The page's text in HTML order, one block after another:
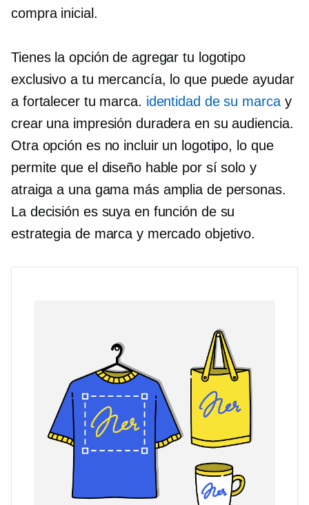
compra inicial.
Tienes la opción de agregar tu logotipo
exclusivo a tu mercancía, lo que puede ayudar
a fortalecer tu marca. identidad de su marcay
crear una impresión duradera en su audiencia.
Otra opción es no incluir un logotipo, lo que
permite que el diseño hable por sí solo y
atraiga a una gama más amplia de personas.
La decisión es suya en función de su
estrategia de marca y mercado objetivo.